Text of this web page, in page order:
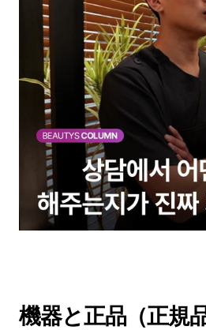
機器と正品（正規